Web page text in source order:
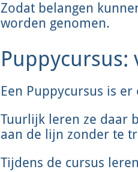
Zodat belangen
worden genomen.
Puppycursus:
Een Puppycursus is
Tuurlijk leren ze daar
aan de lijn zonder te
Tijdens de cursus